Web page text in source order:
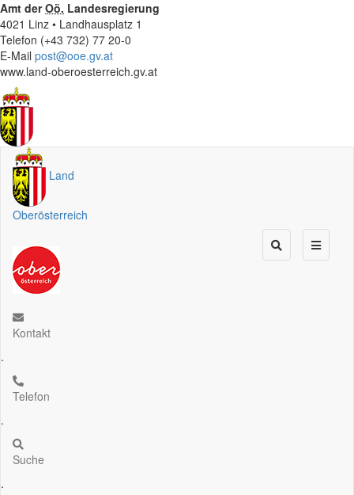
Amt derOö. Landesregierung
4021 Linz • Landhausplatz 1
Telefon (+43 732) 77 20-0
E-Mail post@ooe.gv.at
www.land-oberoesterreich.gv.at
Land
Oberösterreich
Kontakt
.
Telefon
.
Suche
.